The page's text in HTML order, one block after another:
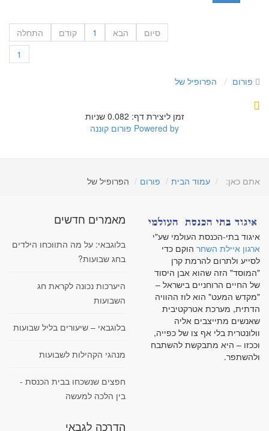
התחלה קודם 1 הבא
סיום
1
פורום הפרופיל של
זמן ליצירת דף: 0.082 שניות
Powered by פורום קוננה
אתם כאן: עמוד הבית פורום הפרופיל של
איגוד בתי-הכנסת העולמי שע"י
ארגון איילת השחר הוקם כדי
לסייע ולתרום להרמת קרן
"המוסד" הזה שהוא אבן היסוד
של החיים הרוחניים בישראל –
"מקדש המעט" הוא לוז ההוויה
הדתית, מערכת אטרקטיבית
שאנשים מתייצבים אליה
וולונטרית בלי אף צו של כפייה,
וככזו – היא מתבקשת להשתבח
ולהשתפר.
מאמרים חדשים
בלוגבאי: על מה התווכחו הילדים
בחג שבועות?
היערכות נכונה לקראת חג
השבועות
בלוגבאי – שיעורים בליל שבועות
מנהגי הקהילות לשבועות
חפצים שנשכחו בבית הכנסת -
בין הלכה למעשה
הדרכה לגבאי